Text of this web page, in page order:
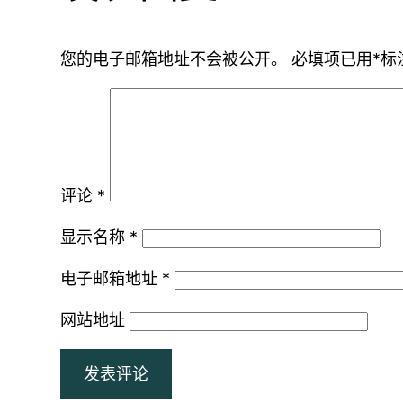
您的电子邮箱地址不会被公开。 必填项已用*标
评论 *
显示名称 *
电子邮箱地址 *
网站地址